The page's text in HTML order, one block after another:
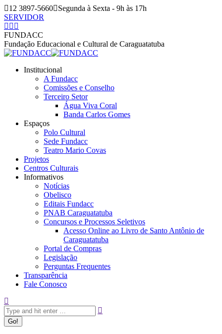
Pular
para
o
conteúdo
12 3897-5660
Segunda à Sexta - 9h às 17h
SERVIDOR
Facebook
page
opens
in
window
Instagram
page
opens
in
window
page
opens
in
window
FUNDACC
Fundação Educacional e Cultural de Caraguatatuba
Institucional
A Fundacc
Comissões e Conselho
Terceiro Setor
Água Viva Coral
Banda Carlos Gomes
Espaços
Polo Cultural
Sede Fundacc
Teatro Mario Covas
Projetos
Centros Culturais
Informativos
Notícias
Obelisco
Editais Fundacc
PNAB Caraguatatuba
Concursos e Processos Seletivos
Acesso Online ao Livro de Santo Antônio de
Caraguatatuba
Portal de Compras
Legislação
Perguntas Frequentes
Transparência
Fale Conosco
Search: